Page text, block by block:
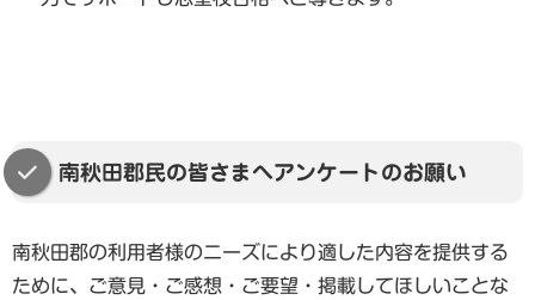
南秋田郡民の皆さまへアンケートのお願い
南秋田郡の利用者様のニーズにより適した内容を提供する
ために、ご意見・ご感想・ご要望・掲載してほしいことな